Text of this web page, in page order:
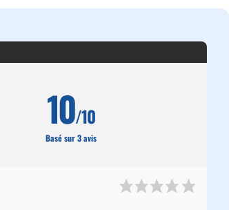
10/10
Basé sur 3 avis